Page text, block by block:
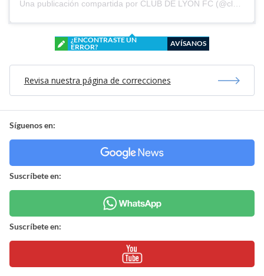
Una publicación compartida por CLUB DE LYON FC (@clubdelyonfc)
¿ENCONTRASTE UN
ERROR?
AVÍSANOS
Revisa nuestra página de correcciones
Síguenos en:
Suscríbete en:
Suscríbete en: